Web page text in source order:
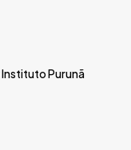
Instituto Purunã